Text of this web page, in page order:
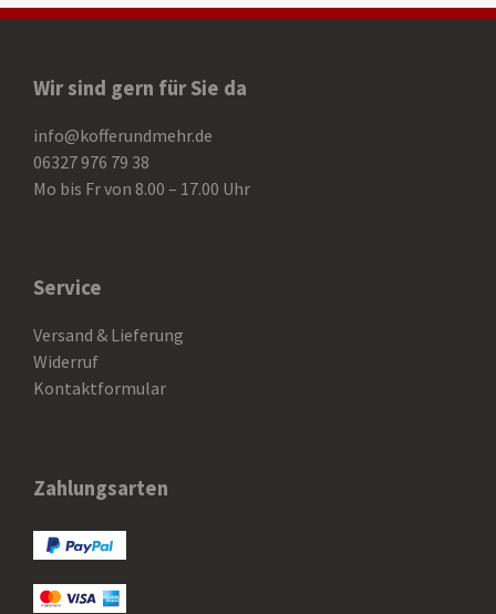
Wir sind gern für Sie da
info@kofferundmehr.de
06327 976 79 38
Mo bis Fr von 8.00 – 17.00 Uhr
Service
Versand & Lieferung
Widerruf
Kontaktformular
Zahlungsarten